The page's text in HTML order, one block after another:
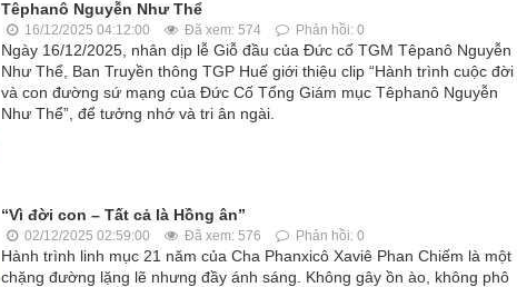
Têphanô Nguyễn Như Thể
16/12/2025 04:12:00 Đã xem: 574 Phản hồi: 0
Ngày 16/12/2025, nhân dịp lễ Giỗ đầu của Đức cố TGM Têpanô Nguyễn
Như Thể, Ban Truyền thông TGP Huế giới thiệu clip “Hành trình cuộc đời
và con đường sứ mạng của Đức Cố Tổng Giám mục Têphanô Nguyễn
Như Thể”, để tưởng nhớ và tri ân ngài.
“Vì đời con – Tất cả là Hồng ân”
02/12/2025 02:59:00 Đã xem: 576 Phản hồi: 0
Hành trình linh mục 21 năm của Cha Phanxicô Xaviê Phan Chiếm là một
chặng đường lặng lẽ nhưng đầy ánh sáng. Không gây ồn ào, không phô